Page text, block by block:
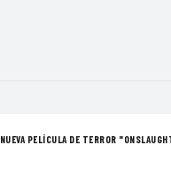
NUEVA PELÍCULA DE TERROR